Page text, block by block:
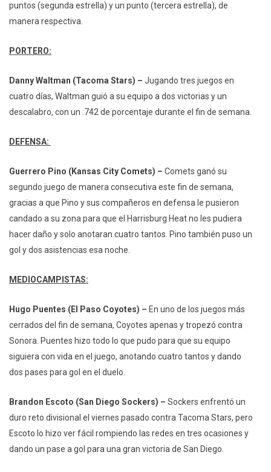
puntos (segunda estrella) y un punto (tercera estrella), de
manera respectiva.
PORTERO:
Danny Waltman (Tacoma Stars) – Jugando tres juegos en
cuatro días, Waltman guió a su equipo a dos victorias y un
descalabro, con un .742 de porcentaje durante el fin de semana.
DEFENSA:
Guerrero Pino (Kansas City Comets) – Comets ganó su
segundo juego de manera consecutiva este fin de semana,
gracias a que Pino y sus compañeros en defensa le pusieron
candado a su zona para que el Harrisburg Heat no les pudiera
hacer daño y solo anotaran cuatro tantos. Pino también puso un
gol y dos asistencias esa noche.
MEDIOCAMPISTAS:
Hugo Puentes (El Paso Coyotes) – En uno de los juegos más
cerrados del fin de semana, Coyotes apenas y tropezó contra
Sonora. Puentes hizo todo lo que pudo para que su equipo
siguiera con vida en el juego, anotando cuatro tantos y dando
dos pases para gol en el duelo.
Brandon Escoto (San Diego Sockers) – Sockers enfrentó un
duro reto divisional el viernes pasado contra Tacoma Stars, pero
Escoto lo hizo ver fácil rompiendo las redes en tres ocasiones y
dando un pase a gol para una gran victoria de San Diego.